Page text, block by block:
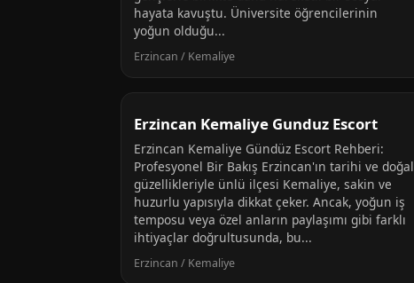
hayata kavuştu. Üniversite öğrencilerinin
yoğun olduğu...
Erzincan / Kemaliye
Erzincan Kemaliye Gunduz Escort
Erzincan Kemaliye Gündüz Escort Rehberi:
Profesyonel Bir Bakış Erzincan'ın tarihi ve doğal
güzellikleriyle ünlü ilçesi Kemaliye, sakin ve
huzurlu yapısıyla dikkat çeker. Ancak, yoğun iş
temposu veya özel anların paylaşımı gibi farklı
ihtiyaçlar doğrultusunda, bu...
Erzincan / Kemaliye